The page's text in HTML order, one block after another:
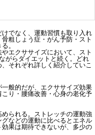
でなく、運動習慣も取り入れ
粗しょう症・がん予防・スト
。
エクササイズにおいて、スト
がらダイエットと続く。どれ
それぞれ詳しく紹介していこ
般的だが、エクササイズ効果
り・腰痛改善・心身の老化予
られる。ストレッチの運動強
などの運動に比べるとエネル
果は期待できないが、多少の